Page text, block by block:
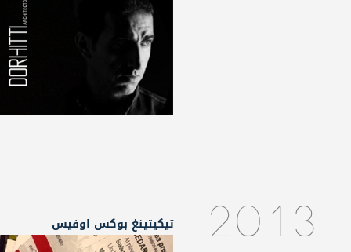
2013 تيكيتينغ بوكس اوفيس